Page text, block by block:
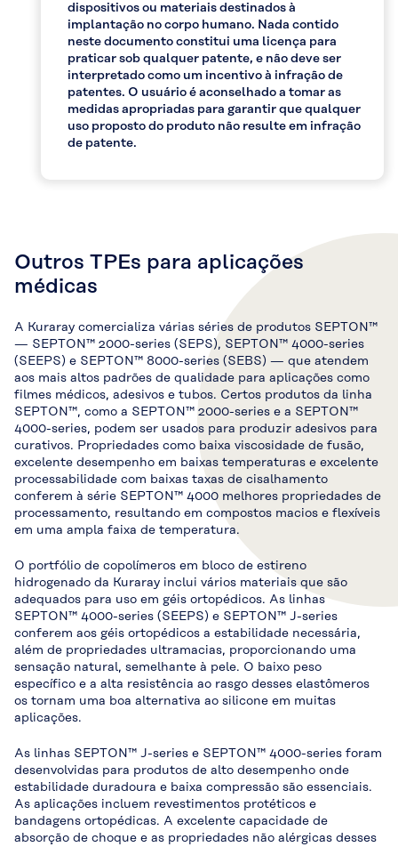
dispositivos ou materiais destinados à
implantação no corpo humano. Nada contido
neste documento constitui uma licença para
praticar sob qualquer patente, e não deve ser
interpretado como um incentivo à infração de
patentes. O usuário é aconselhado a tomar as
medidas apropriadas para garantir que qualquer
uso proposto do produto não resulte em infração
de patente.
Outros TPEs para aplicações
médicas
A Kuraray comercializa várias séries de produtos SEPTON™
— SEPTON™ 2000-series (SEPS), SEPTON™ 4000-series
(SEEPS) e SEPTON™ 8000-series (SEBS) — que atendem
aos mais altos padrões de qualidade para aplicações como
filmes médicos, adesivos e tubos. Certos produtos da linha
SEPTON™, como a SEPTON™ 2000-series e a SEPTON™
4000-series, podem ser usados para produzir adesivos para
curativos. Propriedades como baixa viscosidade de fusão,
excelente desempenho em baixas temperaturas e excelente
processabilidade com baixas taxas de cisalhamento
conferem à série SEPTON™ 4000 melhores propriedades de
processamento, resultando em compostos macios e flexíveis
em uma ampla faixa de temperatura.
O portfólio de copolímeros em bloco de estireno
hidrogenado da Kuraray inclui vários materiais que são
adequados para uso em géis ortopédicos. As linhas
SEPTON™ 4000-series (SEEPS) e SEPTON™ J-series
conferem aos géis ortopédicos a estabilidade necessária,
além de propriedades ultramacias, proporcionando uma
sensação natural, semelhante à pele. O baixo peso
específico e a alta resistência ao rasgo desses elastômeros
os tornam uma boa alternativa ao silicone em muitas
aplicações.
As linhas SEPTON™ J-series e SEPTON™ 4000-series foram
desenvolvidas para produtos de alto desempenho onde
estabilidade duradoura e baixa compressão são essenciais.
As aplicações incluem revestimentos protéticos e
bandagens ortopédicas. A excelente capacidade de
absorção de choque e as propriedades não alérgicas desses